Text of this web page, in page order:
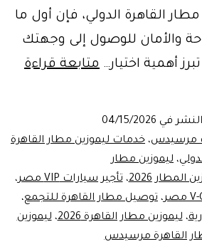
القاهرة الدولي، فإن أول ما
والأمان للوصول إلى وجهتك
تبرز أهمية اختيار… متابعة قراءةحجز
في 04/15/2026
مرسيدس، خدمات ليموزين مطار القاهرة
، ليموزين مطار
المطار 2026 ،تأجير سيارات VIP مصر
،
، توصيل مطار القاهرة للتجمع،
،ليموزين مطار القاهرة 2026 ،ليموزين
القاهرة مرسيدس